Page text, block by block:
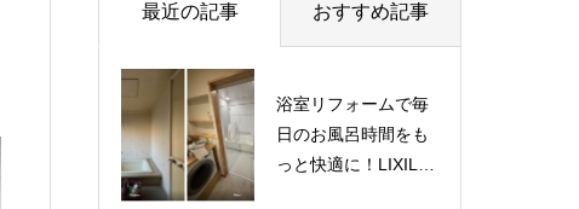
最近の記事 おすすめ記事
浴室リフォームで毎
日のお風呂時間をも
っと快適に！LIXIL